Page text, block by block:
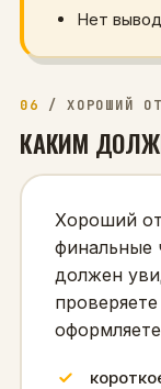
Нет
06 /ХОРОШИЙ
КАКИМ
Хороший
финальные
должен